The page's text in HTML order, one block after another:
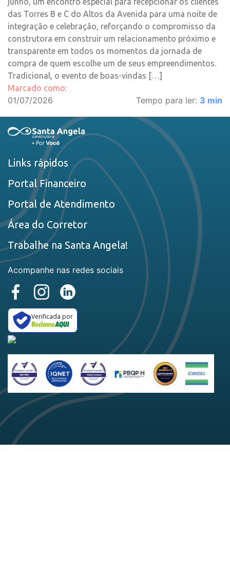
das Torres B e C do Altos da Avenida para uma noite de
integração e celebração, reforçando o compromisso da
construtora em construir um relacionamento próximo e
transparente em todos os momentos da jornada de
compra de quem escolhe um de seus empreendimentos.
Tradicional, o evento de boas-vindas […]
Marcado como:
01/07/2026 Tempo para ler: 3 min
Links rápidos
Portal Financeiro
Portal de Atendimento
Área do Corretor
Trabalhe na Santa Angela!
Acompanhe nas redes sociais
Verificada por